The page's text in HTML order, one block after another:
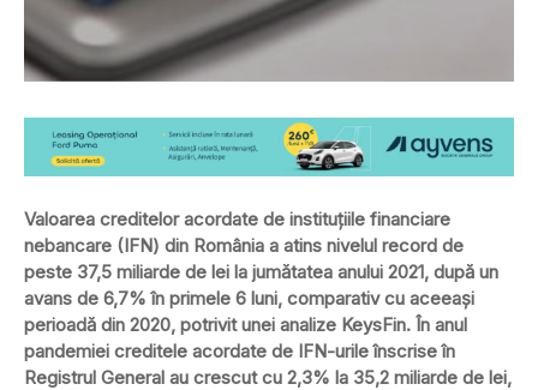
Valoarea creditelor acordate de instituțiile financiare
nebancare (IFN) din România a atins nivelul record de
peste 37,5 miliarde de lei la jumătatea anului 2021, după un
avans de 6,7% în primele 6 luni, comparativ cu aceeași
perioadă din 2020, potrivit unei analize KeysFin. În anul
pandemiei creditele acordate de IFN-urile înscrise în
Registrul General au crescut cu 2,3% la 35,2 miliarde de lei,